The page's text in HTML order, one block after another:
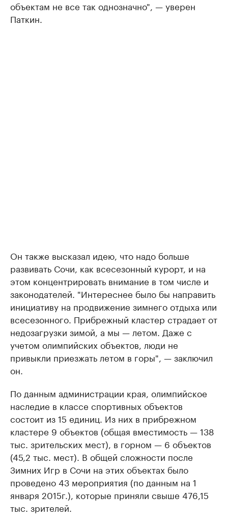
объектам не все так однозначно", — уверен
Паткин.
Он также высказал идею, что надо больше
развивать Сочи, как всесезонный курорт, и на
этом концентрировать внимание в том числе и
законодателей. "Интереснее было бы направить
инициативу на продвижение зимнего отдыха или
всесезонного. Прибрежный кластер страдает от
недозагрузки зимой, а мы — летом. Даже с
учетом олимпийских объектов, люди не
привыкли приезжать летом в горы", — заключил
он.
По данным администрации края, олимпийское
наследие в классе спортивных объектов
состоит из 15 единиц. Из них в прибрежном
кластере 9 объектов (общая вместимость — 138
тыс. зрительских мест), в горном — 6 объектов
(45,2 тыс. мест). В общей сложности после
Зимних Игр в Сочи на этих объектах было
проведено 43 мероприятия (по данным на 1
января 2015г.), которые приняли свыше 476,15
тыс. зрителей.